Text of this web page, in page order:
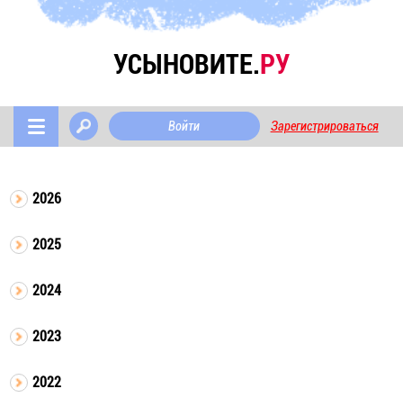
УСЫНОВИТЕ.РУ
Войти Зарегистрироваться
2026
2025
2024
2023
2022